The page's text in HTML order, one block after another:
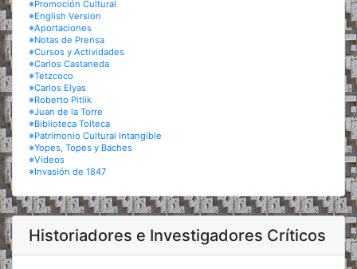
※Promoción Cultural
※English Version
※Aportaciones
※Notas de Prensa
※Cursos y Actividades
※Carlos Castaneda
※Tetzcoco
※Carlos Elyas
※Roberto Pitlik
※Juan de la Torre
※Biblioteca Tolteca
※Patrimonio Cultural Intangible
※Yopes, Topes y Baches
※Videos
※Invasión de 1847
Historiadores e Investigadores Críticos